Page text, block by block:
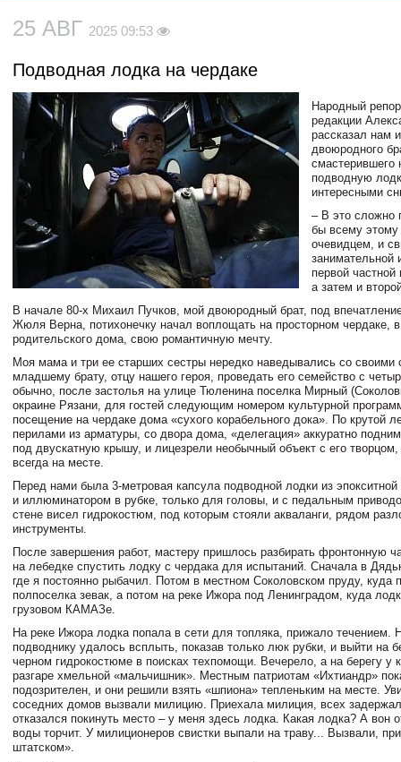
25 АВГ 2025 09:53
Подводная лодка на чердаке
Народный
редакции
рассказал нам
двоюродного
смастерившего
подводную
интересными
– В это сложно
бы всему
очевидцем, и
занимательной
первой
а затем и
В начале 80-х Михаил Пучков, мой двоюродный брат, под
Жюля Верна, потихонечку начал воплощать на просторном чердаке,
родительского дома, свою романтичную мечту.
Моя мама и три ее старших сестры нередко наведывались со своими
младшему брату, отцу нашего героя, проведать его семейство с
обычно, после застолья на улице Тюленина поселка Мирный
окраине Рязани, для гостей следующим номером культурной
посещение на чердаке дома «сухого корабельного дока». По крутой
перилами из арматуры, со двора дома, «делегация» аккуратно
под двускатную крышу, и лицезрели необычный объект с его
всегда на месте.
Перед нами была 3-метровая капсула подводной лодки из
и иллюминатором в рубке, только для головы, и с педальным
стене висел гидрокостюм, под которым стояли акваланги, рядом
инструменты.
После завершения работ, мастеру пришлось разбирать фронтонную
на лебедке спустить лодку с чердака для испытаний. Сначала в
где я постоянно рыбачил. Потом в местном Соколовском пруду, куда
полпоселка зевак, а потом на реке Ижора под Ленинградом, куда
грузовом КАМАЗе.
На реке Ижора лодка попала в сети для топляка, прижало течением.
подводнику удалось всплыть, показав только люк рубки, и выйти на
черном гидрокостюме в поисках техпомощи. Вечерело, а на берегу у
разгаре хмельной «мальчишник». Местным патриотам «Ихтиандр»
подозрителен, и они решили взять «шпиона» тепленьким на месте.
соседних домов вызвали милицию. Приехала милиция, всех
отказался покинуть место – у меня здесь лодка. Какая лодка? А вон
воды торчит. У милиционеров свистки выпали на траву... Вызвали,
штатском».